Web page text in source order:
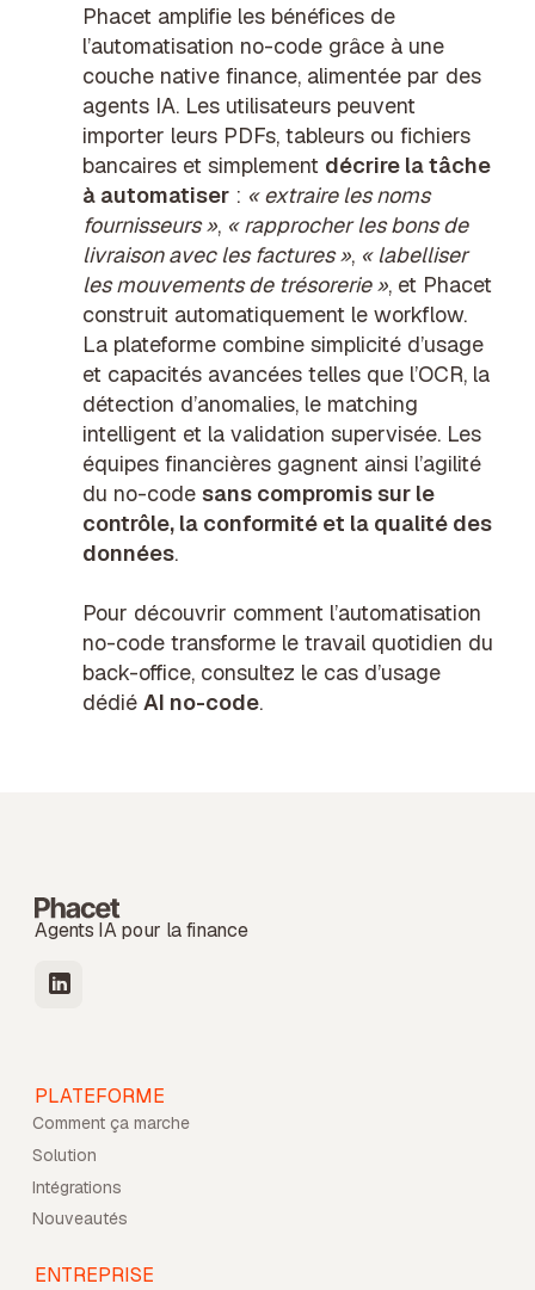
Phacet amplifie les bénéfices de
l’automatisation no-code grâce à une
couche native finance, alimentée par des
agents IA. Les utilisateurs peuvent
importer leurs PDFs, tableurs ou fichiers
bancaires et simplement décrire la tâche
à automatiser : « extraire les noms
fournisseurs », « rapprocher les bons de
livraison avec les factures », « labelliser
les mouvements de trésorerie », et Phacet
construit automatiquement le workflow.
La plateforme combine simplicité d’usage
et capacités avancées telles que l’OCR, la
détection d’anomalies, le matching
intelligent et la validation supervisée. Les
équipes financières gagnent ainsi l’agilité
du no-codesans compromis sur le
contrôle, la conformité et la qualité des
données.
Pour découvrir comment l’automatisation
no-code transforme le travail quotidien du
back-office, consultez le cas d’usage
dédiéAI no-code.
Agents IA pour la finance
PLATEFORME
Comment ça marche
Solution
Intégrations
Nouveautés
ENTREPRISE